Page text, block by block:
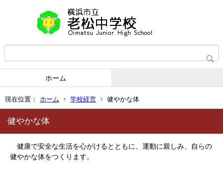
ホーム
現在位置： ホーム 学校経営 健やかな体
健やかな体
健康で安全な生活を心がけるとともに、運動に親しみ、自らの
健やかな体をつくります。